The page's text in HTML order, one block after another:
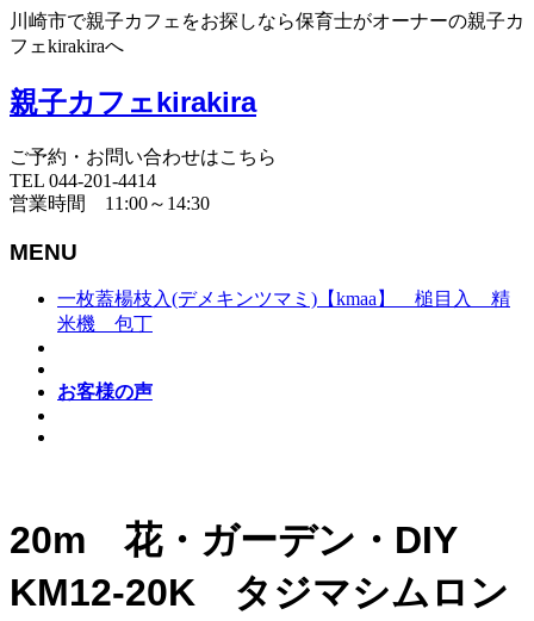
川崎市で親子カフェをお探しなら保育士がオーナーの親子カ
フェkirakiraへ
親子カフェkirakira
ご予約・お問い合わせはこちら
TEL 044-201-4414
営業時間 11:00～14:30
MENU
一枚蓋楊枝入(デメキンツマミ)【kmaa】 槌目入 精
米機 包丁
お客様の声
20m 花・ガーデン・DIY
KM12-20K タジマシムロン